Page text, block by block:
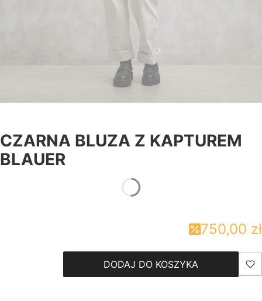
CZARNA BLUZA Z KAPTUREM
BLAUER
750,00 zł
DODAJ DO KOSZYKA